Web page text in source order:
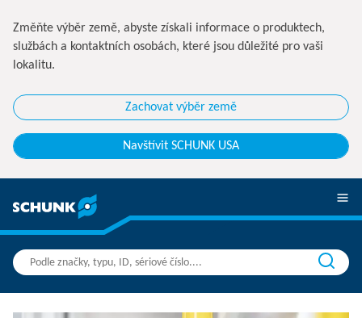
Změňte výběr země, abyste získali informace o produktech,
službách a kontaktních osobách, které jsou důležité pro vaši
lokalitu.
Zachovat výběr země
Navštívit SCHUNK USA